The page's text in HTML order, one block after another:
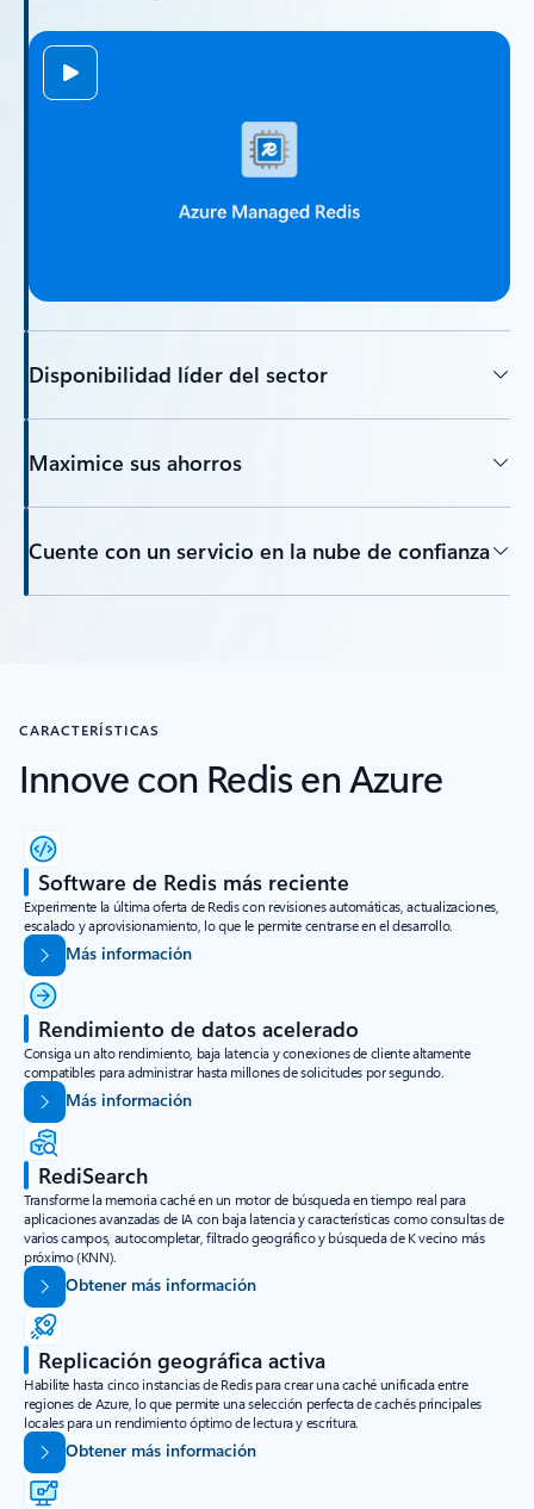
Disponibilidad líder del sector
Maximice sus ahorros
Cuente con un servicio en la nube de confianza
CARACTERÍSTICAS
Innove con Redis en Azure
Software de Redis más reciente
Experimente la última oferta de Redis con revisiones automáticas, actualizaciones,
escalado y aprovisionamiento, lo que le permite centrarse en el desarrollo.
Más información
Rendimiento de datos acelerado
Consiga un alto rendimiento, baja latencia y conexiones de cliente altamente
compatibles para administrar hasta millones de solicitudes por segundo.
Más información
RediSearch
Transforme la memoria caché en un motor de búsqueda en tiempo real para
aplicaciones avanzadas de IA con baja latencia y características como consultas de
varios campos, autocompletar, filtrado geográfico y búsqueda de K vecino más
próximo (KNN).
Obtener más información
Replicación geográfica activa
Habilite hasta cinco instancias de Redis para crear una caché unificada entre
regiones de Azure, lo que permite una selección perfecta de cachés principales
locales para un rendimiento óptimo de lectura y escritura.
Obtener más información